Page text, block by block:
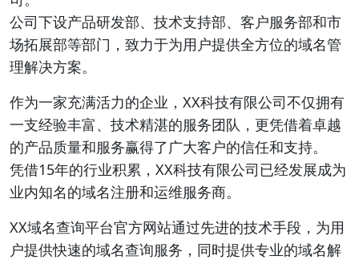
公司下设产品研发部、技术支持部、客户服务部和市
场拓展部等部门，致力于为用户提供全方位的域名管
理解决方案。
作为一家充满活力的企业，XX科技有限公司不仅拥有
一支经验丰富、技术精湛的服务团队，更凭借着卓越
的产品质量和服务赢得了广大客户的信任和支持。
凭借15年的行业积累，XX科技有限公司已经发展成为
业内知名的域名注册和运维服务商。
XX域名查询平台官方网站通过先进的技术手段，为用
户提供快速的域名查询服务，同时提供专业的域名解